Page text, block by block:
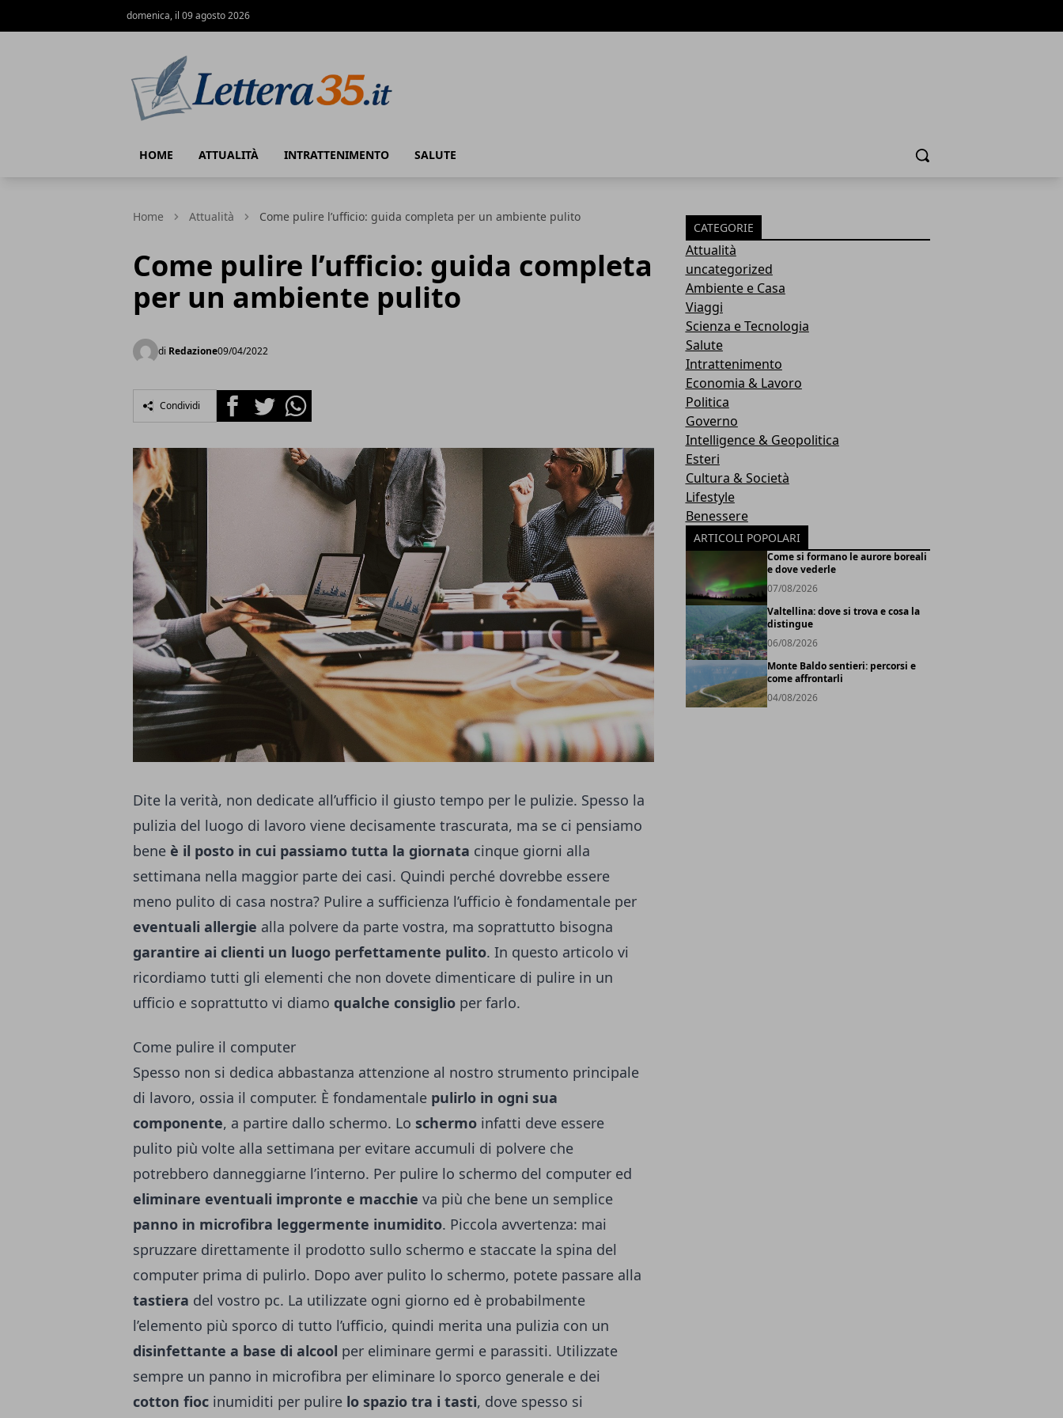
domenica, il 09 agosto 2026
HOME ATTUALITÀ INTRATTENIMENTO SALUTE Cerca
Home Attualità Come pulire l’ufficio: guida completa per un ambiente pulito
Come pulire l’ufficio: guida completa
per un ambiente pulito
di Redazione09/04/2022
Condividi FacebookTwitterWhatsapp
Dite la verità, non dedicate all’ufficio il giusto tempo per le pulizie. Spesso la
pulizia del luogo di lavoro viene decisamente trascurata, ma se ci pensiamo
bene è il posto in cui passiamo tutta la giornata cinque giorni alla
settimana nella maggior parte dei casi. Quindi perché dovrebbe essere
meno pulito di casa nostra? Pulire a sufficienza l’ufficio è fondamentale per
eventuali allergie alla polvere da parte vostra, ma soprattutto bisogna
garantire ai clienti un luogo perfettamente pulito. In questo articolo vi
ricordiamo tutti gli elementi che non dovete dimenticare di pulire in un
ufficio e soprattutto vi diamo qualche consiglio per farlo.
Come pulire il computer
Spesso non si dedica abbastanza attenzione al nostro strumento principale
di lavoro, ossia il computer. È fondamentale pulirlo in ogni sua
componente, a partire dallo schermo. Lo schermo infatti deve essere
pulito più volte alla settimana per evitare accumuli di polvere che
potrebbero danneggiarne l’interno. Per pulire lo schermo del computer ed
eliminare eventuali impronte e macchie va più che bene un semplice
panno in microfibra leggermente inumidito. Piccola avvertenza: mai
spruzzare direttamente il prodotto sullo schermo e staccate la spina del
computer prima di pulirlo. Dopo aver pulito lo schermo, potete passare alla
tastiera del vostro pc. La utilizzate ogni giorno ed è probabilmente
l’elemento più sporco di tutto l’ufficio, quindi merita una pulizia con un
disinfettante a base di alcool per eliminare germi e parassiti. Utilizzate
sempre un panno in microfibra per eliminare lo sporco generale e dei
cotton fioc inumiditi per pulire lo spazio tra i tasti, dove spesso si
CATEGORIE
Attualità
uncategorized
Ambiente e Casa
Viaggi
Scienza e Tecnologia
Salute
Intrattenimento
Economia & Lavoro
Politica
Governo
Intelligence & Geopolitica
Esteri
Cultura & Società
Lifestyle
Benessere
ARTICOLI POPOLARI
Come si formano le aurore boreali
e dove vederle
07/08/2026
Valtellina: dove si trova e cosa la
distingue
06/08/2026
Monte Baldo sentieri: percorsi e
come affrontarli
04/08/2026